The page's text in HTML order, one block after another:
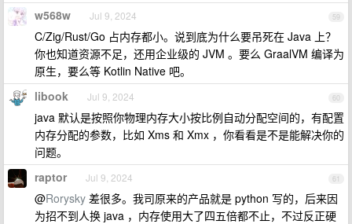
59
w568w Jul 9, 2024
C/Zig/Rust/Go 占内存都小。说到底为什么要吊死在 Java 上？
你也知道资源不足，还用企业级的 JVM 。要么 GraalVM 编译为
原生，要么等 Kotlin Native 吧。
60
libook Jul 9, 2024
java 默认是按照你物理内存大小按比例自动分配空间的，有配置
内存分配的参数，比如 Xms 和 Xmx ，你看看是不是能解决你的
问题。
61
raptor Jul 9, 2024
@Rorysky 差很多。我司原来的产品就是 python 写的，后来因
为招不到人换 java ，内存使用大了四五倍都不止，不过反正硬